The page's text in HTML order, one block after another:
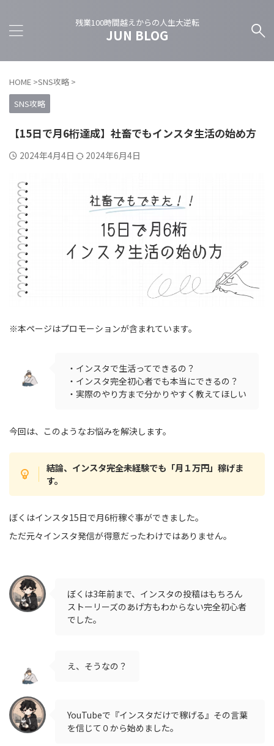
残業100時間越えからの人生大逆転
JUN BLOG
HOME >SNS攻略 >
SNS攻略
【15日で月6桁達成】社畜でもインスタ生活の始め方
2024年4月4日 2024年6月4日
※本ページはプロモーションが含まれています。
・インスタで生活ってできるの？
・インスタ完全初心者でも本当にできるの？
・実際のやり方まで分かりやすく教えてほしい
今回は、このようなお悩みを解決します。
結論、インスタ完全未経験でも「月１万円」稼げま
す。
ぼくはインスタ15日で月6桁稼ぐ事ができました。
ただ元々インスタ発信が得意だったわけではありません。
ぼくは3年前まで、インスタの投稿はもちろん
ストーリーズのあげ方もわからない完全初心者
でした。
え、そうなの？
YouTubeで『インスタだけで稼げる』その言葉
を信じて０から始めました。